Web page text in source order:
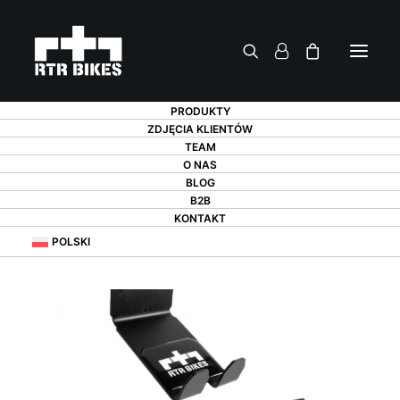
PRODUKTY
ZDJĘCIA KLIENTÓW
TEAM
O NAS
BLOG
B2B
KONTAKT
POLSKI
PROMOCJA!